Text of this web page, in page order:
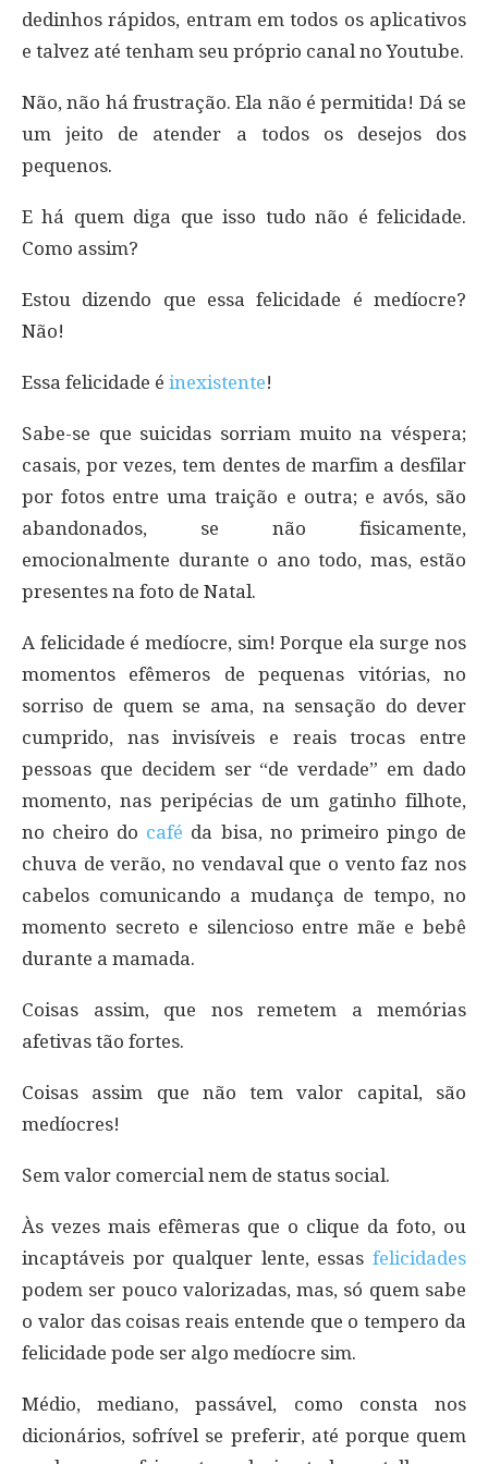
dedinhos rápidos, entram em todos os aplicativos
e talvez até tenham seu próprio canal no Youtube.
Não, não há frustração. Ela não é permitida! Dá se
um jeito de atender a todos os desejos dos
pequenos.
E há quem diga que isso tudo não é felicidade.
Como assim?
Estou dizendo que essa felicidade é medíocre?
Não!
Essa felicidade é inexistente!
Sabe-se que suicidas sorriam muito na véspera;
casais, por vezes, tem dentes de marfim a desfilar
por fotos entre uma traição e outra; e avós, são
abandonados, se não fisicamente,
emocionalmente durante o ano todo, mas, estão
presentes na foto de Natal.
A felicidade é medíocre, sim! Porque ela surge nos
momentos efêmeros de pequenas vitórias, no
sorriso de quem se ama, na sensação do dever
cumprido, nas invisíveis e reais trocas entre
pessoas que decidem ser “de verdade” em dado
momento, nas peripécias de um gatinho filhote,
no cheiro do café da bisa, no primeiro pingo de
chuva de verão, no vendaval que o vento faz nos
cabelos comunicando a mudança de tempo, no
momento secreto e silencioso entre mãe e bebê
durante a mamada.
Coisas assim, que nos remetem a memórias
afetivas tão fortes.
Coisas assim que não tem valor capital, são
medíocres!
Sem valor comercial nem de status social.
Às vezes mais efêmeras que o clique da foto, ou
incaptáveis por qualquer lente, essas felicidades
podem ser pouco valorizadas, mas, só quem sabe
o valor das coisas reais entende que o tempero da
felicidade pode ser algo medíocre sim.
Médio, mediano, passável, como consta nos
dicionários, sofrível se preferir, até porque quem